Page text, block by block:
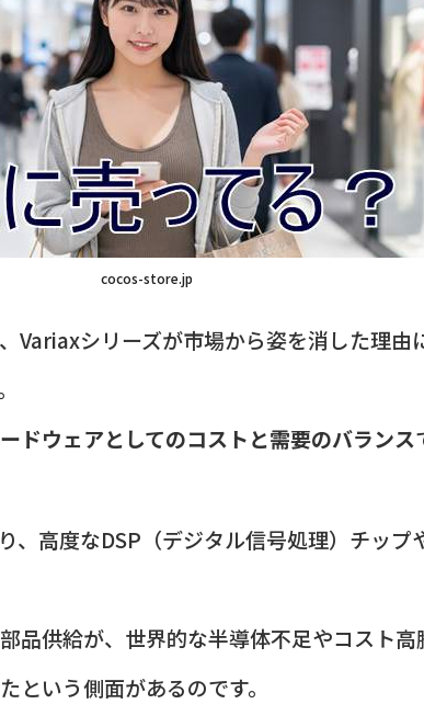
cocos-store.jp
Variaxシリーズが市場から姿を消した理由
ドウェアとしてのコストと需要のバランス
、高度なDSP（デジタル信号処理）チップ
品供給が、世界的な半導体不足やコスト高
という側面があるのです。